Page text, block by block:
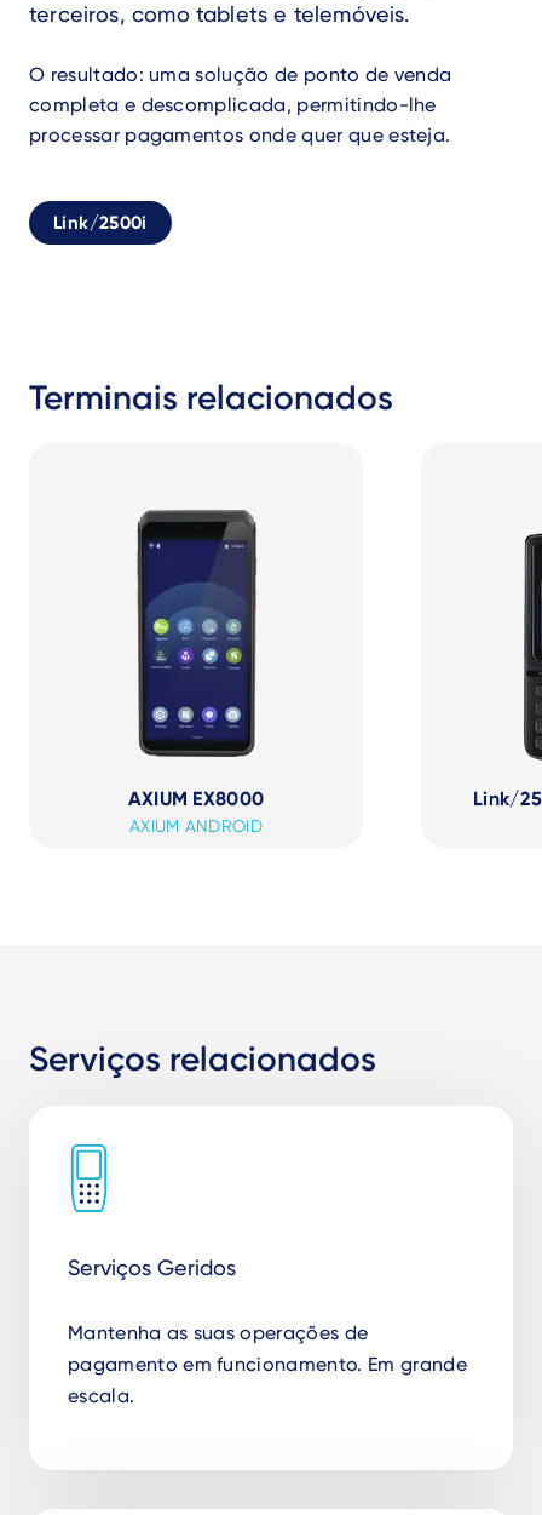
terceiros, como tablets e telemóveis.
O resultado: uma solução de ponto de venda
completa e descomplicada, permitindo-lhe
processar pagamentos onde quer que esteja.
Link/2500i
Terminais relacionados
AXIUM EX8000
AXIUM ANDROID
Link/
Serviços relacionados
Serviços Geridos
Mantenha as suas operações de
pagamento em funcionamento. Em grande
escala.